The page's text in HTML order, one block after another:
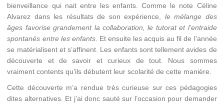
bienveillance qui nait entre les enfants. Comme le note Céline
Alvarez dans les résultats de son expérience, le mélange des
âges favorise grandement la collaboration, le tutorat et l’entraide
spontanés entre les enfants. Et ensuite les acquis au fil de l’année
se matérialisent et s’affinent. Les enfants sont tellement avides de
découverte et de savoir et curieux de tout. Nous sommes
vraiment contents qu’ils débutent leur scolarité de cette manière.
Cette découverte m’a rendue très curieuse sur ces pédagogies
dites alternatives. Et j’ai donc sauté sur l’occasion pour demander